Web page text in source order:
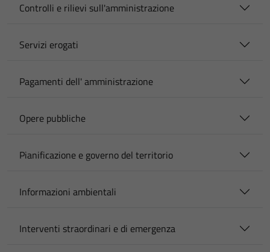
Controlli e rilievi sull'amministrazione
Servizi erogati
Pagamenti dell' amministrazione
Opere pubbliche
Pianificazione e governo del territorio
Informazioni ambientali
Interventi straordinari e di emergenza